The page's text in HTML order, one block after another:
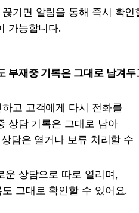
기면 알림을 통해 즉시 확인
가능합니다.
부재중 기록은 그대로 남겨두
고 고객에게 다시 전화를
상담 기록은 그대로 남아
담은 열거나 보류 처리할 수
운 상담으로 따로 열리며,
그대로 확인할 수 있어요.